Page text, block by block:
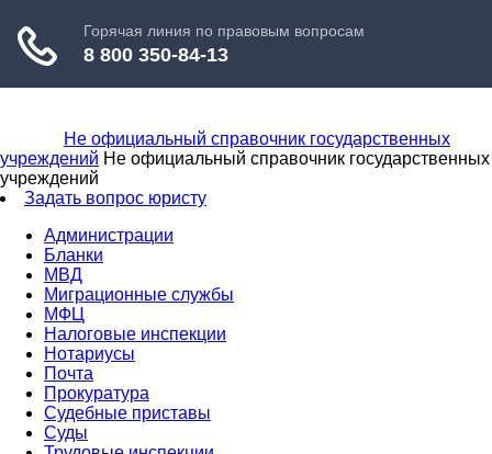
Не официальный справочник государственных
учреждений Не официальный справочник государственных
учреждений
Задать вопрос юристу
Администрации
Бланки
МВД
Миграционные службы
МФЦ
Налоговые инспекции
Нотариусы
Почта
Прокуратура
Судебные приставы
Суды